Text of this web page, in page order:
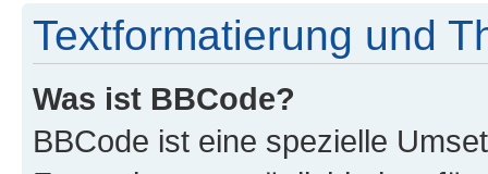
Textformatierung und
Was ist BBCode?
BBCode ist eine spezielle